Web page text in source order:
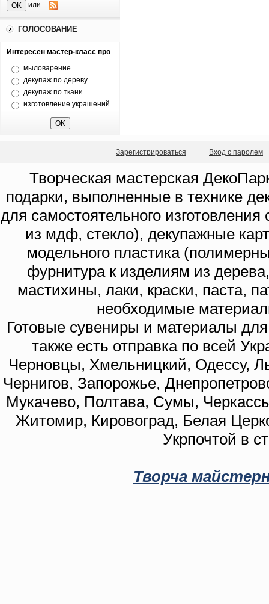
или
ГОЛОСОВАНИЕ
Интересен мастер-класс про
мыловарение
декупаж по дереву
декупаж по ткани
изготовление украшений
Зарегистрироваться Вход с паролем
Творческая мастерская
подарки, выполненные в технике
для самостоятельного
из мдф, стекло), декупажные
модельного пластика
фурнитура к изделиям из
мастихины, лаки, краски, паста,
необходимые
Готовые сувениры и материалы
также есть отправка по всей
Черновцы, Хмельницкий, Одессу,
Чернигов, Запорожье,
Мукачево, Полтава, Сумы,
Житомир, Кировоград, Белая
Укрпочтой в
Творча